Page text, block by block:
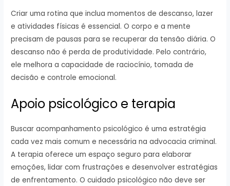
Criar uma rotina que inclua momentos de descanso, lazer
e atividades físicas é essencial. O corpo e a mente
precisam de pausas para se recuperar da tensão diária. O
descanso não é perda de produtividade. Pelo contrário,
ele melhora a capacidade de raciocínio, tomada de
decisão e controle emocional.
Apoio psicológico e terapia
Buscar acompanhamento psicológico é uma estratégia
cada vez mais comum e necessária na advocacia criminal.
A terapia oferece um espaço seguro para elaborar
emoções, lidar com frustrações e desenvolver estratégias
de enfrentamento. O cuidado psicológico não deve ser